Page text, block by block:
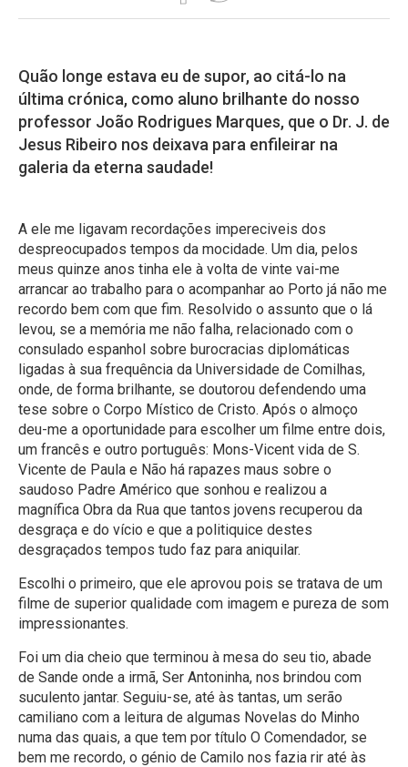
Quão longe estava eu de supor, ao citá-lo na
última crónica, como aluno brilhante do nosso
professor João Rodrigues Marques, que o Dr. J. de
Jesus Ribeiro nos deixava para enfileirar na
galeria da eterna saudade!
A ele me ligavam recordações impereciveis dos
despreocupados tempos da mocidade. Um dia, pelos
meus quinze anos tinha ele à volta de vinte vai-me
arrancar ao trabalho para o acompanhar ao Porto já não me
recordo bem com que fim. Resolvido o assunto que o lá
levou, se a memória me não falha, relacionado com o
consulado espanhol sobre burocracias diplomáticas
ligadas à sua frequência da Universidade de Comilhas,
onde, de forma brilhante, se doutorou defendendo uma
tese sobre o Corpo Místico de Cristo. Após o almoço
deu-me a oportunidade para escolher um filme entre dois,
um francês e outro português: Mons-Vicent vida de S.
Vicente de Paula e Não há rapazes maus sobre o
saudoso Padre Américo que sonhou e realizou a
magnífica Obra da Rua que tantos jovens recuperou da
desgraça e do vício e que a politiquice destes
desgraçados tempos tudo faz para aniquilar.
Escolhi o primeiro, que ele aprovou pois se tratava de um
filme de superior qualidade com imagem e pureza de som
impressionantes.
Foi um dia cheio que terminou à mesa do seu tio, abade
de Sande onde a irmã, Ser Antoninha, nos brindou com
suculento jantar. Seguiu-se, até às tantas, um serão
camiliano com a leitura de algumas Novelas do Minho
numa das quais, a que tem por título O Comendador, se
bem me recordo, o génio de Camilo nos fazia rir até às